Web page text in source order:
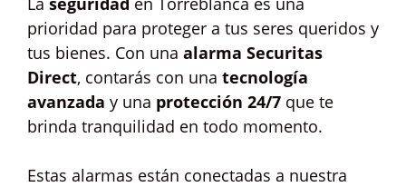
prioridad para proteger a tus seres queridos y
tus bienes. Con una alarma Securitas
Direct, contarás con una tecnología
avanzada y una protección 24/7 que te
brinda tranquilidad en todo momento.
Estas alarmas están conectadas a nuestra